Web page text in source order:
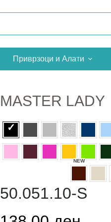
Приврзоци и Алати
MASTER LADY
50.051.10-S